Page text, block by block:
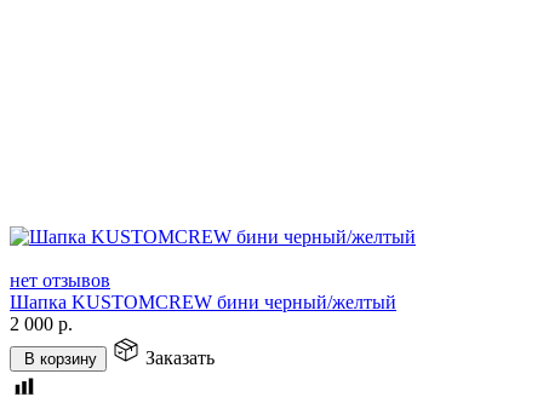
нет отзывов
Шапка KUSTOMCREW бини черный/желтый
2 000 р.
В корзину Заказать